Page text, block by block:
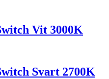
Vit 3000K
Svart 2700K